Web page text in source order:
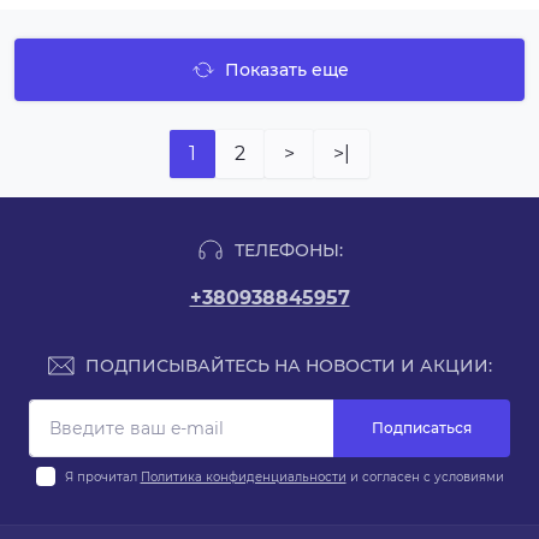
Показать еще
1 2 > >|
ТЕЛЕФОНЫ:
+380938845957
ПОДПИСЫВАЙТЕСЬ НА НОВОСТИ И АКЦИИ:
Подписаться
Я прочитал Политика конфиденциальности и согласен с условиями